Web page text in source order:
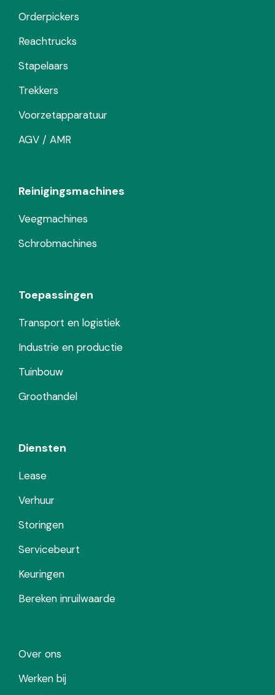
Orderpickers
Reachtrucks
Stapelaars
Trekkers
Voorzetapparatuur
AGV / AMR
Reinigingsmachines
Veegmachines
Schrobmachines
Toepassingen
Transport en logistiek
Industrie en productie
Tuinbouw
Groothandel
Diensten
Lease
Verhuur
Storingen
Servicebeurt
Keuringen
Bereken inruilwaarde
Over ons
Werken bij